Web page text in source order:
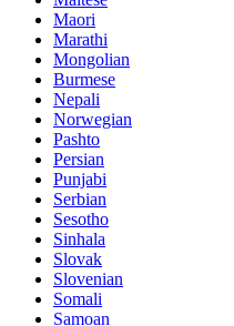
Maori
Marathi
Mongolian
Burmese
Nepali
Norwegian
Pashto
Persian
Punjabi
Serbian
Sesotho
Sinhala
Slovak
Slovenian
Somali
Samoan